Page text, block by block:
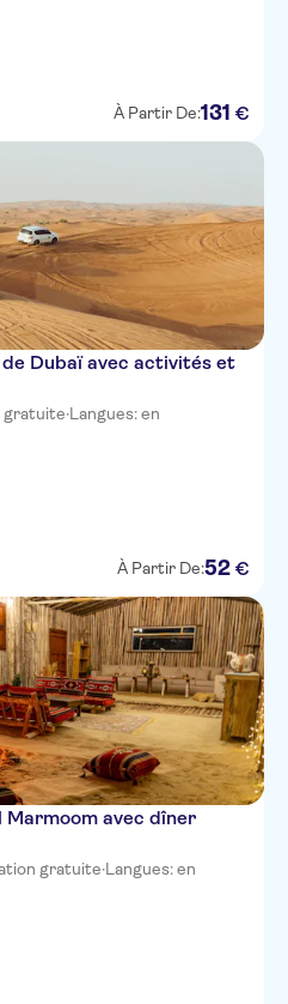
Jumeirah
The
Hotel
À Partir De:131 €
Dubaï avec activités et
gratuite·Langues: en
À Partir De:52 €
Marmoom avec dîner
gratuite·Langues: en